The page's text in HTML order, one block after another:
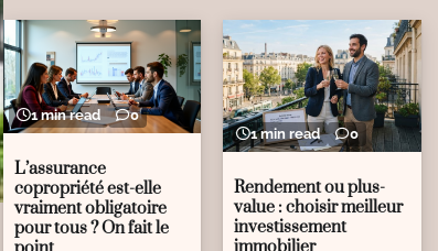
1 min read 0
L’assurance
copropriété est-elle
vraiment obligatoire
pour tous ? On fait le
1 min read 0
Rendement ou plus-
value : choisir meilleur
investissement